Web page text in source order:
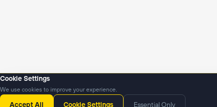
Yangiliklar Podkastlar
Cookie Settings
We use cookies to improve your experience.
Accept All Cookie Settings Essential Only